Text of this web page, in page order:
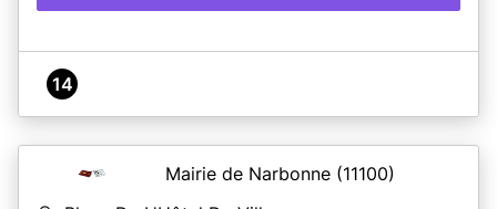
14
Mairie de Narbonne (11100)